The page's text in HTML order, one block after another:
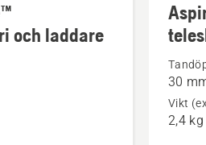
och laddare
mer
om
Aspire™
PS30X
30
Vikt
2,4 kg